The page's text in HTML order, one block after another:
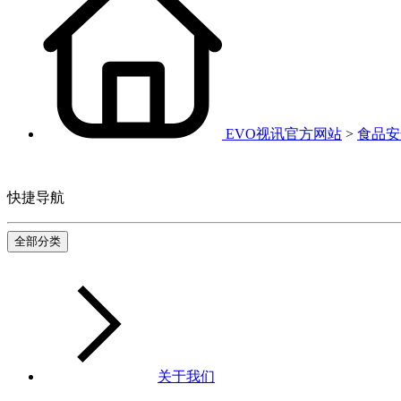
EVO视讯官方网站 > 食品
快捷导航
全部分类
关于我们